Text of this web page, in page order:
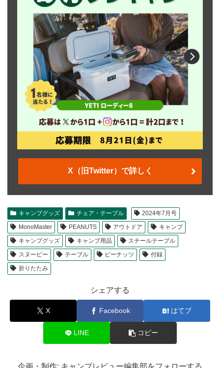
X（旧Twitter）で詳しく
キャンプグッズ チェア・テーブル
2024年7月号
MonoMaster
PEANUTS アウトドア
キャンプ
キャンプグッズ
キャンプ用品
スチールテーブル
スヌーピー
テーブル ピーナッツ
付録
折りたたみ
シェアする
X Facebook はてブ
LINE コピー